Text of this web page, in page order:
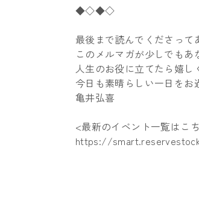
◆◇◆◇
最後まで読んでくださって
このメルマガが少しでもあ
人生のお役に立てたら嬉し
今日も素晴らしい一日をお
亀井弘喜
<最新のイベント一覧はこ
https://